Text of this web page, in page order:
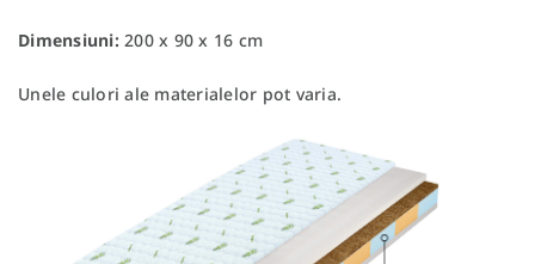
Dimensiuni:200 x 90 x 16 cm
Unele culori ale materialelor pot varia.